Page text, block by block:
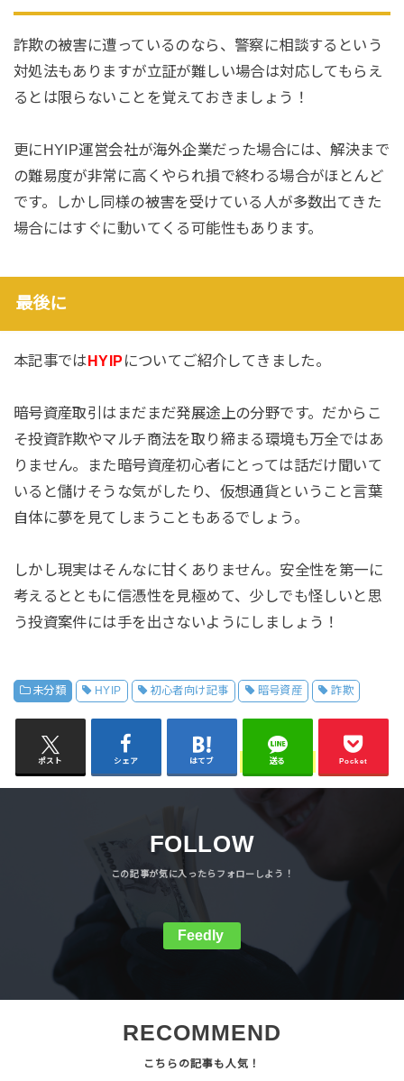
詐欺の被害に遭っているのなら、警察に相談するという
対処法もありますが立証が難しい場合は対応してもらえ
るとは限らないことを覚えておきましょう！
更にHYIP運営会社が海外企業だった場合には、解決まで
の難易度が非常に高くやられ損で終わる場合がほとんど
です。しかし同様の被害を受けている人が多数出てきた
場合にはすぐに動いてくる可能性もあります。
最後に
本記事では HYIP についてご紹介してきました。
暗号資産取引はまだまだ発展途上の分野です。だからこ
そ投資詐欺やマルチ商法を取り締まる環境も万全ではあ
りません。また暗号資産初心者にとっては話だけ聞いて
いると儲けそうな気がしたり、仮想通貨ということ言葉
自体に夢を見てしまうこともあるでしょう。
しかし現実はそんなに甘くありません。安全性を第一に
考えるとともに信憑性を見極めて、少しでも怪しいと思
う投資案件には手を出さないようにしましょう！
未分類 HYIP 初心者向け記事 暗号資産 詐欺
ポスト シェア はてブ 送る Pocket
FOLLOW
Feedly
RECOMMEND